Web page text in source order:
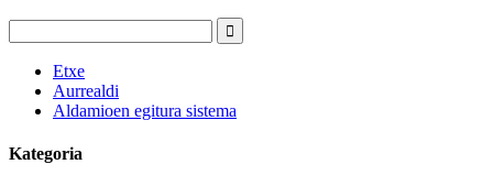
Etxe
Aurrealdi
Aldamioen egitura sistema
Kategoria